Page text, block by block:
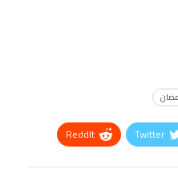
Twitter
ReddIt